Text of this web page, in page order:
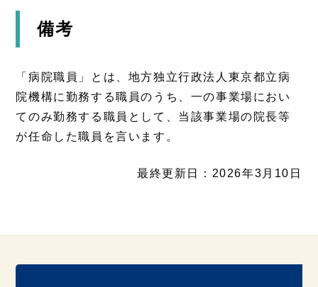
備考
「病院職員」とは、地方独立行政法人東京都立病
院機構に勤務する職員のうち、一の事業場におい
てのみ勤務する職員として、当該事業場の院長等
が任命した職員を言います。
最終更新日：2026年3月10日